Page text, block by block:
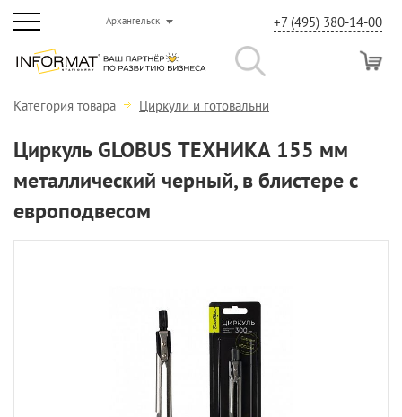
Архангельск +7 (495) 380-14-00
Категория товара Циркули и готовальни
Циркуль GLOBUS ТЕХНИКА 155 мм
металлический черный, в блистере с
европодвесом